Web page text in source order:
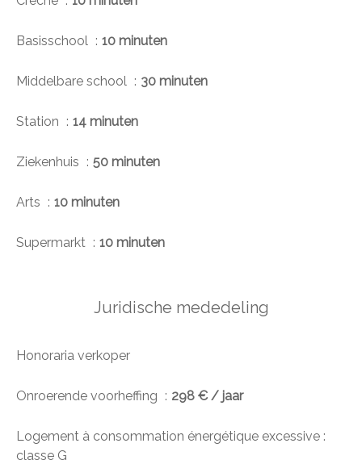
Basisschool 10 minuten
Middelbare school 30 minuten
Station 14 minuten
Ziekenhuis 50 minuten
Arts 10 minuten
Supermarkt 10 minuten
Juridische mededeling
Honoraria verkoper
Onroerende voorheffing 298 € / jaar
Logement à consommation énergétique excessive :
classe G